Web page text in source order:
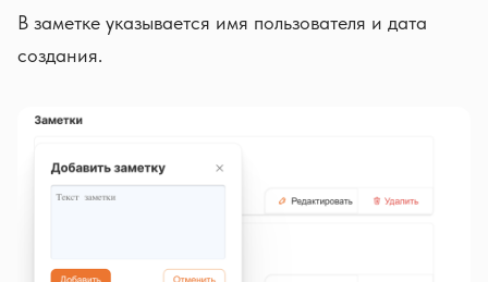
В заметке указывается имя пользователя и дата
создания.